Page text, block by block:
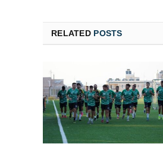
RELATED POSTS